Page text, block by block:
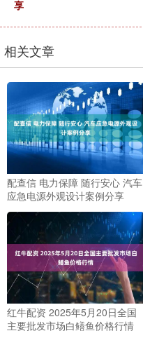
享
相关文章
配查信 电力保障 随行安心 汽车
应急电源外观设计案例分享
红牛配资 2025年5月20日全国
主要批发市场白鳝鱼价格行情